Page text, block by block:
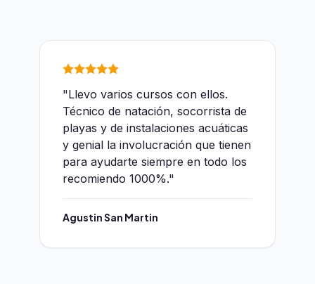
"Llevo varios cursos con ellos.
Técnico de natación, socorrista de
playas y de instalaciones acuáticas
y genial la involucración que tienen
para ayudarte siempre en todo los
recomiendo 1000%."
Agustin San Martin